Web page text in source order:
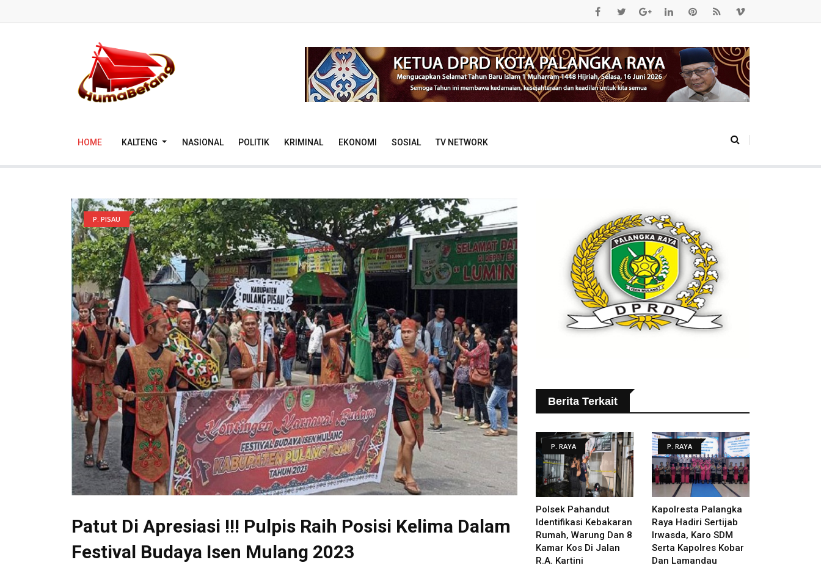
HOME KALTENG NASIONAL POLITIK KRIMINAL EKONOMI SOSIAL TV NETWORK
P. PISAU
Patut Di Apresiasi !!! Pulpis Raih Posisi Kelima Dalam
Festival Budaya Isen Mulang 2023
Berita Terkait
P. RAYA
Polsek Pahandut
Identifikasi Kebakaran
Rumah, Warung Dan 8
Kamar Kos Di Jalan
R.A. Kartini
P. RAYA
Kapolresta Palangka
Raya Hadiri Sertijab
Irwasda, Karo SDM
Serta Kapolres Kobar
Dan Lamandau